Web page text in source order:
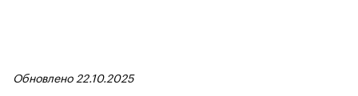
Обновлено 22.10.2025